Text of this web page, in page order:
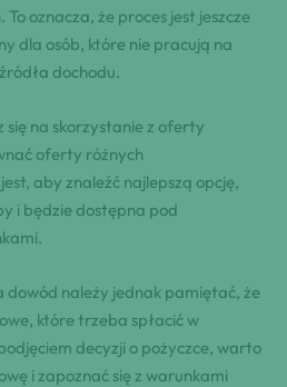
oznacza, że proces ⁢jest jeszcze
⁢dla​ osób, ‌które ⁤nie pracują na
dochodu.
się na skorzystanie z ⁣oferty
oferty różnych
aby⁣ znaleźć najlepszą opcję,
i będzie ⁣dostępna ‌pod⁤
dowód ‌należy jednak ​pamiętać,‍ że
które trzeba spłacić w
decyzji o pożyczce,​ ​warto
i​ zapoznać się z⁢⁣ warunkami